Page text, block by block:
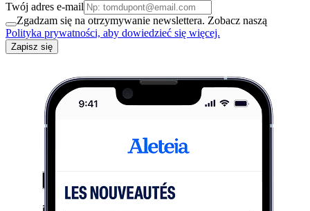
Twój adres e-mail
Zgadzam się na otrzymywanie newslettera. Zobacz naszą
Polityka prywatności, aby dowiedzieć się więcej.
Zapisz się